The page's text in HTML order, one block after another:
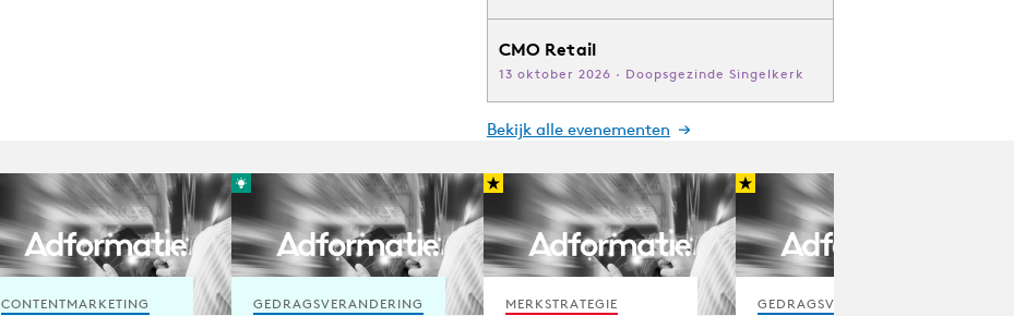
CMO Retail
13 oktober 2026 · Doopsgezinde Singelkerk
Bekijk alle evenementen
CONTENTMARKETING GEDRAGSVERANDERING MERKSTRATEGIE GEDRAGSVERANDERING